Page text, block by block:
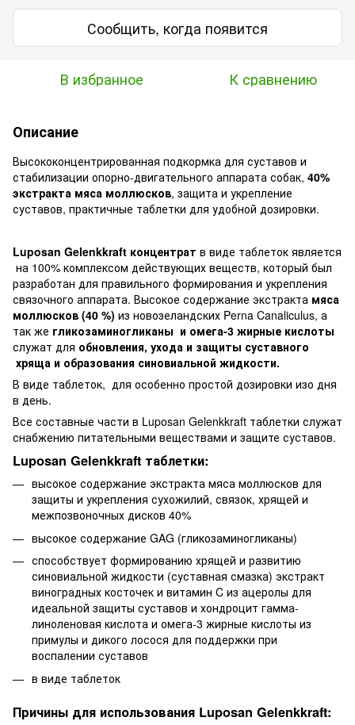
Сообщить, когда появится
В избранное К сравнению
Описание
Высококонцентрированная подкормка для суставов и
стабилизации опорно-двигательного аппарата собак, 40%
экстракта мяса моллюсков, защита и укрепление
суставов, практичные таблетки для удобной дозировки.
Luposan Gelenkkraft концентрат в виде таблеток является
на 100% комплексом действующих веществ, который был
разработан для правильного формирования и укрепления
связочного аппарата. Высокое содержание экстракта мяса
моллюсков (40 %) из новозеландских Perna Canaliculus, а
так же гликозаминогликаны и омега-3 жирные кислоты
служат для обновления, ухода и защиты суставного
хряща и образования синовиальной жидкости.
В виде таблеток, для особенно простой дозировки изо дня
в день.
Все составные части в Luposan Gelenkkraft таблетки служат
снабжению питательными веществами и защите суставов.
Luposan Gelenkkraft таблетки:
высокое содержание экстракта мяса моллюсков для
защиты и укрепления сухожилий, связок, хрящей и
межпозвоночных дисков 40%
высокое содержание GAG (гликозаминогликаны)
способствует формированию хрящей и развитию
синовиальной жидкости (суставная смазка) экстракт
виноградных косточек и витамин C из ацеролы для
идеальной защиты суставов и хондроцит гамма-
линоленовая кислота и омега-3 жирные кислоты из
примулы и дикого лосося для поддержки при
воспалении суставов
в виде таблеток
Причины для использования Luposan Gelenkkraft: